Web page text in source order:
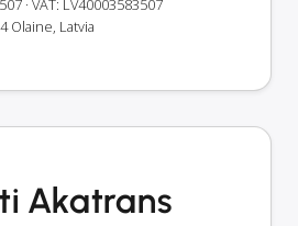
· VAT: LV40003583507
Olaine, Latvia
Akatrans